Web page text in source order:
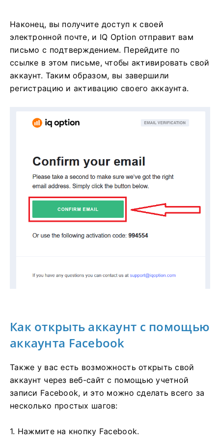
Наконец, вы получите доступ к своей
электронной почте, и IQ Option отправит вам
письмо с подтверждением. Перейдите по
ссылке в этом письме, чтобы активировать свой
аккаунт. Таким образом, вы завершили
регистрацию и активацию своего аккаунта.
Как открыть аккаунт с помощью
аккаунта Facebook
Также у вас есть возможность открыть свой
аккаунт через веб-сайт с помощью учетной
записи Facebook, и это можно сделать всего за
несколько простых шагов:
1. Нажмите на кнопку Facebook.